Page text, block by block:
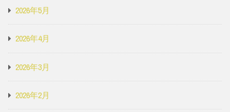
2026年5月
2026年4月
2026年3月
2026年2月